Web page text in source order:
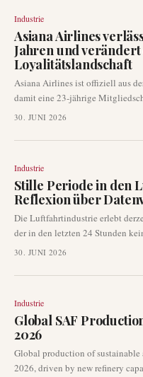
Ursache identifiziert werden.
Industrie
Asiana Airlines
Jahren und
Loyalitätslandschaft
Asiana Airlines ist offiziell aus
damit eine 23-jährige
Luftfahrtallianz. Diese
Millionen Vielflieger von
30. JUNI 2026
Industrie
Stille Periode in den
Reflexion über
Die Luftfahrtindustrie erlebt
der in den letzten 24 Stunden
fluggesellschaftsspezifischen
anhaltenden
Interessengruppen und die
30. JUNI 2026
Industrie
Global SAF
2026
Global production of
2026, driven by new refinery